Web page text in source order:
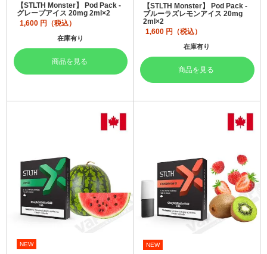
【STLTH Monster】 Pod Pack -
グレープアイス 20mg 2ml×2
1,600 円（税込）
在庫有り
商品を見る
【STLTH Monster】 Pod Pack -
ブルーラズレモンアイス 20mg
2ml×2
1,600 円（税込）
在庫有り
商品を見る
NEW NEW